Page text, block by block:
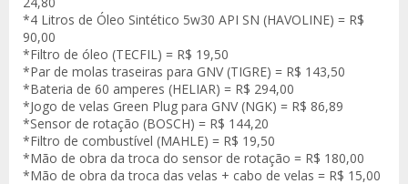
*4 Litros de Óleo Sintético 5w30 API SN (HAVOLINE) = R$
90,00
*Filtro de óleo (TECFIL) = R$ 19,50
*Par de molas traseiras para GNV (TIGRE) = R$ 143,50
*Bateria de 60 amperes (HELIAR) = R$ 294,00
*Jogo de velas Green Plug para GNV (NGK) = R$ 86,89
*Sensor de rotação (BOSCH) = R$ 144,20
*Filtro de combustível (MAHLE) = R$ 19,50
*Mão de obra da troca do sensor de rotação = R$ 180,00
*Mão de obra da troca das velas + cabo de velas = R$ 15,00